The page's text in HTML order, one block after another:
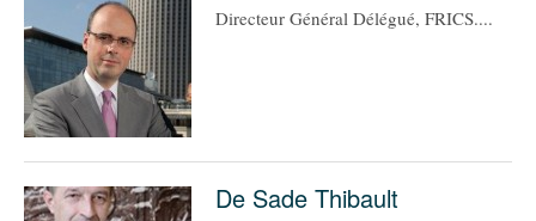
93
94
95
Directeur Général Délégué, FRICS....
De Sade Thibault